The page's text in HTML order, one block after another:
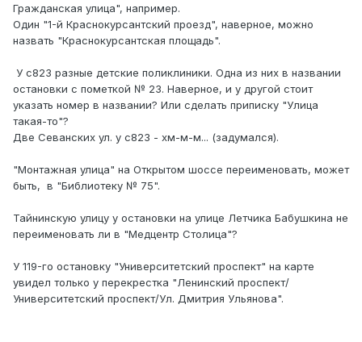
Гражданская улица", например.
Один "1-й Краснокурсантский проезд", наверное, можно
назвать "Краснокурсантская площадь".
У с823 разные детские поликлиники. Одна из них в названии
остановки с пометкой № 23. Наверное, и у другой стоит
указать номер в названии? Или сделать приписку "Улица
такая-то"?
Две Севанских ул. у с823 - хм-м-м... (задумался).
"Монтажная улица" на Открытом шоссе переименовать, может
быть, в "Библиотеку № 75".
Тайнинскую улицу у остановки на улице Летчика Бабушкина не
переименовать ли в "Медцентр Столица"?
У 119-го остановку "Университетский проспект" на карте
увидел только у перекрестка "Ленинский проспект/
Университетский проспект/Ул. Дмитрия Ульянова".